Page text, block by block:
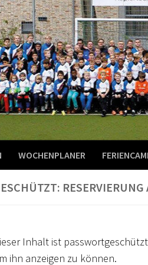
WOCHENPLANER
Inhalt ist
ihn anzeigen zu können.